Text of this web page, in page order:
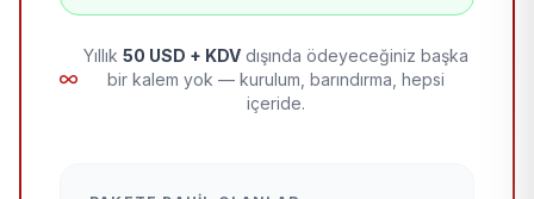
Yıllık 50 USD + KDV dışında ödeyeceğiniz başka
bir kalem yok — kurulum, barındırma, hepsi
içeride.